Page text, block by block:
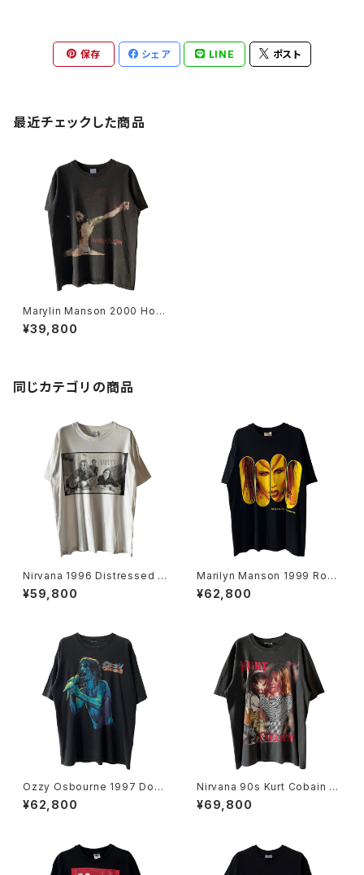
保存 シェア LINE ポスト
最近チェックした商品
Marylin Manson 2000 Holy
Wood Band Tee
¥39,800
同じカテゴリの商品
Nirvana 1996 Distressed M
ember Portrait Band Tee
¥59,800
Marilyn Manson 1999 Rock
Is Dead Band Tee
¥62,800
Ozzy Osbourne 1997 Dov
e's Revenge Band Tee
¥62,800
Nirvana 90s Kurt Cobain E
uro Bootleg Band Tee
¥69,800